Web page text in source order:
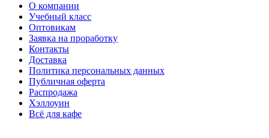
О компании
Учебный класс
Оптовикам
Заявка на проработку
Контакты
Доставка
Политика персональных данных
Публичная оферта
Распродажа
Хэллоуин
Всё для кафе